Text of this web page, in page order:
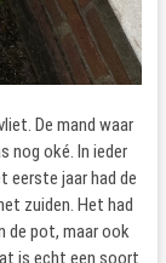
De mand waar
nog oké. In ieder
eerste jaar had de
zuiden. Het had
de pot, maar ook
is echt een soort